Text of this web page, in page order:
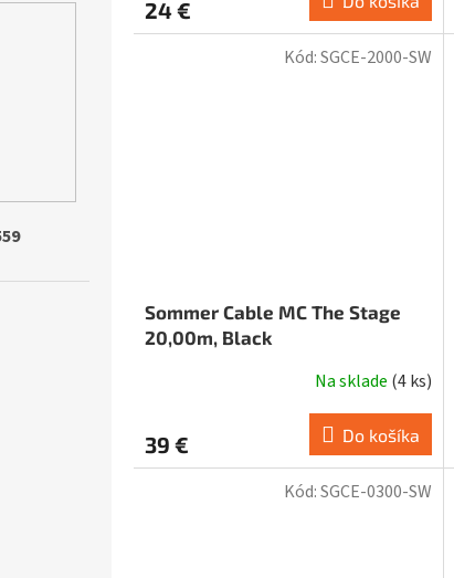
je
24 €
Sommer Cable MC The Stage
20,00m, Black
Na sklade (4 ks)
39 € Do košíka
Kód:SGCE-2000-SW
Kód:SGCE-0300-SW